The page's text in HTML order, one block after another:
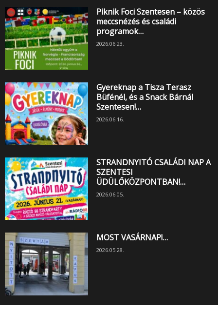
Piknik Foci Szentesen – közös
meccsnézés és családi
programok…
2026.06.23.
Gyereknap a Tisza Terasz
Büfénél, és a Snack Bárnál
Szentesen!…
2026.06.16.
STRANDNYITÓ CSALÁDI NAP A
SZENTESI
ÜDÜLŐKÖZPONTBAN!…
2026.06.05.
MOST VASÁRNAP!…
2026.05.28.